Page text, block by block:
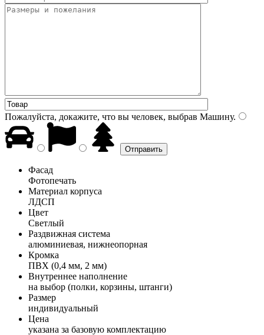
Пожалуйста, докажите, что вы человек, выбрав Машину.
Фасад
Фотопечать
Материал корпуса
ЛДСП
Цвет
Светлый
Раздвижная система
алюминиевая, нижнеопорная
Кромка
ПВХ (0,4 мм, 2 мм)
Внутреннее наполнение
на выбор (полки, корзины, штанги)
Размер
индивидуальный
Цена
указана за базовую комплектацию